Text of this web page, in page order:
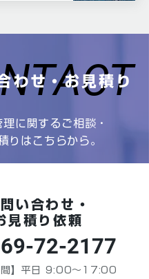
わせ・お見積り
理に関するご相談・
りはこちらから。
い合わせ・
見積り依頼
72-2177
間】平日 9:00～17:00